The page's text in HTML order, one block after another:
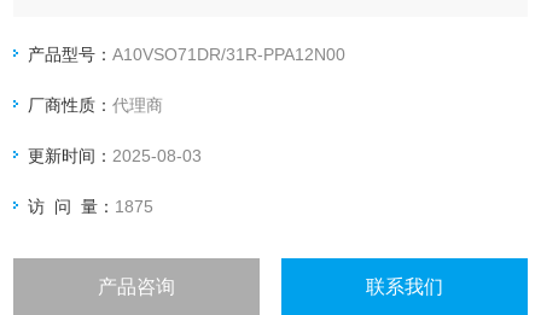
产品型号：A10VSO71DR/31R-PPA12N00
厂商性质：代理商
更新时间： 2025-08-03
访 问 量： 1875
产品咨询 联系我们